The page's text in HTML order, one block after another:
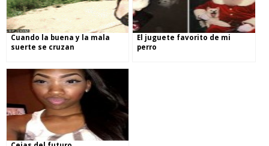
Cuando la buena y la mala
suerte se cruzan
El juguete favorito de mi
perro